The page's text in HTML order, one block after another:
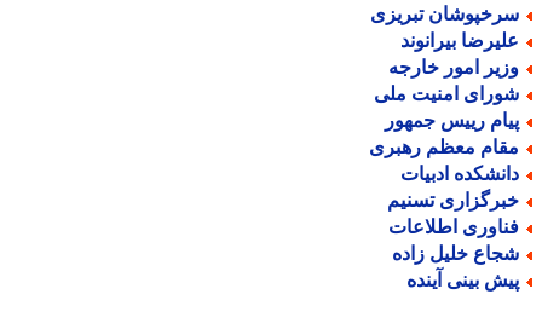
تبریزی
بیرانوند
امور خارجه
امنیت ملی
رییس جمهور
معظم رهبری
ادبیات
تسنیم
اطلاعات
خلیل زاده
بینی آینده